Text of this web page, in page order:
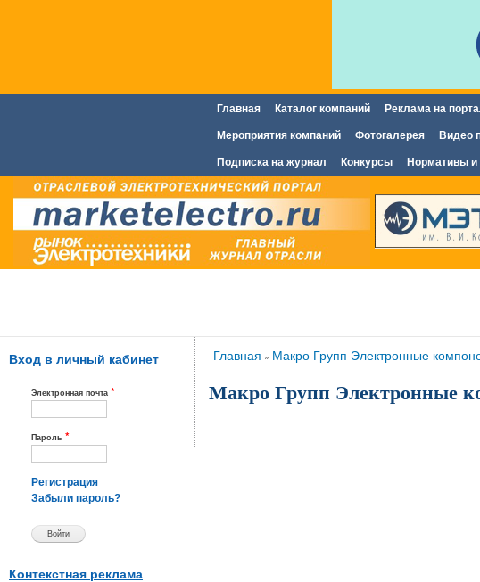
Главное меню
Главная Каталог компаний Реклама на
Мероприятия компаний Фотогалерея Видео
Подписка на журнал Конкурсы Нормативы и
Вход в личный кабинет
Электронная почта *
Пароль *
Регистрация
Забыли пароль?
Контекстная реклама
Вы здесь
Главная » Макро Групп Электронные
Макро Групп Электронные